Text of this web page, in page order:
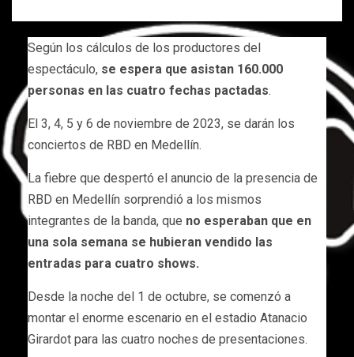
Según los cálculos de los productores del
espectáculo, se espera que asistan 160.000
personas en las cuatro fechas pactadas.
El 3, 4, 5 y 6 de noviembre de 2023, se darán los
conciertos de RBD en Medellín.
La fiebre que despertó el anuncio de la presencia de
RBD en Medellín sorprendió a los mismos
integrantes de la banda, que no esperaban que en
una sola semana se hubieran vendido las
entradas para cuatro shows.
Desde la noche del 1 de octubre, se comenzó a
montar el enorme escenario en el estadio Atanacio
Girardot para las cuatro noches de presentaciones.